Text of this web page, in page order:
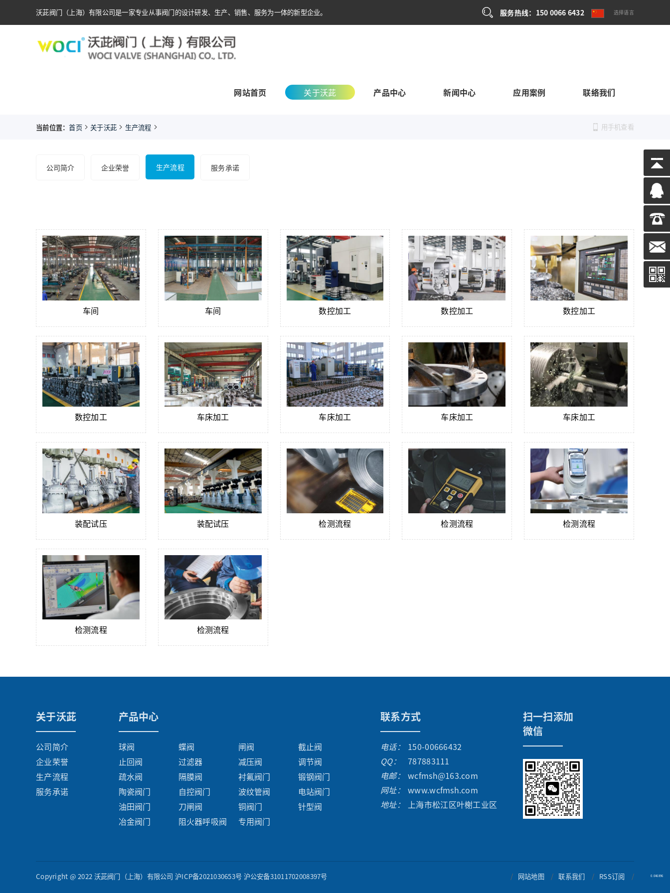
沃茈阀门（上海）有限公司是一家专业从事阀门的设计研发、生产、销售、服务为一体的新型企业。 选择语言
服务热线：150 0066 6432
网站首页 关于沃茈 产品中心 新闻中心 应用案例 联络我们
当前位置：首页 关于沃茈 生产流程 用手机查看
公司简介 企业荣誉 生产流程 服务承诺
车间 车间 数控加工 数控加工 数控加工
数控加工 车床加工 车床加工 车床加工 车床加工
装配试压 装配试压 检测流程 检测流程 检测流程
检测流程 检测流程
关于沃茈
公司简介
企业荣誉
生产流程
服务承诺
产品中心
球阀 蝶阀 闸阀
截止阀
止回阀
过滤器 减压阀
调节阀
疏水阀
隔膜阀 衬氟阀门
锻钢阀门
陶瓷阀门
自控阀门 波纹管阀
电站阀门
油田阀门
刀闸阀 铜阀门
针型阀
冶金阀门
阻火器呼吸阀 专用阀门
联系方式
电话：
150-00666432
QQ：
787883111
电邮： wcfmsh@163.com
网址： www.wcfmsh.com
地址：
上海市松江区叶榭工业区
扫一扫添加
微信
Copyright @ 2022 沃茈阀门（上海）有限公司 沪ICP备2021030653号 沪公安备31011702008397号 / 网站地图 / 联系我们 / RSS订阅 / 0.046896